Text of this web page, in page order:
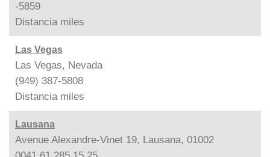
-5859
Distancia miles
Las Vegas
Las Vegas, Nevada
(949) 387-5808
Distancia miles
Lausana
Avenue Alexandre-Vinet 19, Lausana, 01002